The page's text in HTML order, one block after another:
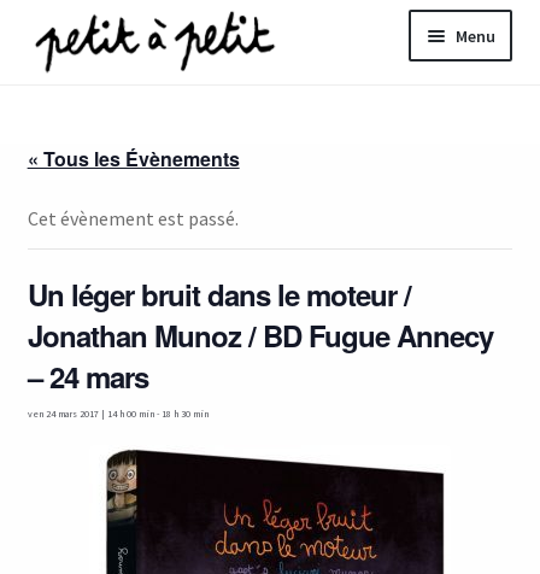
Aller
à
Aller
au
Menu
« Tous les Évènements
Cet évènement est passé.
Un léger bruit dans le moteur /
Jonathan Munoz / BD Fugue Annecy
– 24 mars
ven 24 mars 2017 | 14 h 00 min- 18 h 30 min